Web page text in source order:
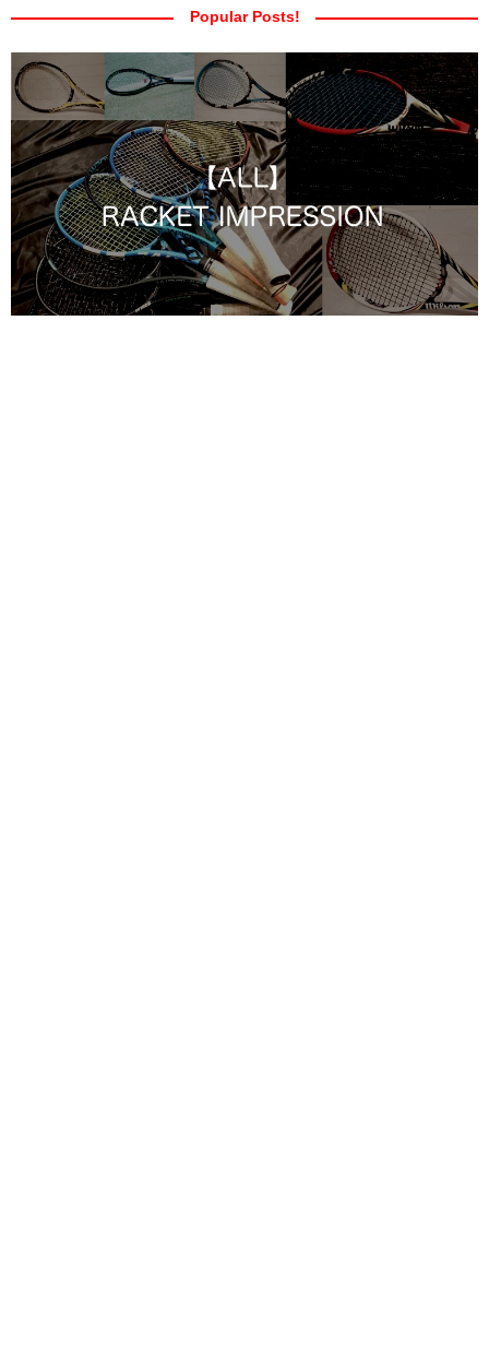
Popular Posts!